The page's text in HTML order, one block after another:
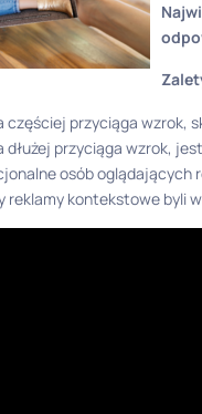
przyciąga wzrok,
przyciąga wzrok,
osób
kontekstowe byli